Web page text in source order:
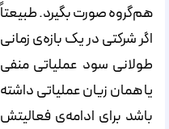
هم‌گروه صورت بگیرد. طبیعتاً
اگر شرکتی در یک بازه‌ی زمانی
طولانی سود عملیاتی منفی
یا همان زیان عملیاتی داشته
باشد برای ادامه‌ی فعالیتش